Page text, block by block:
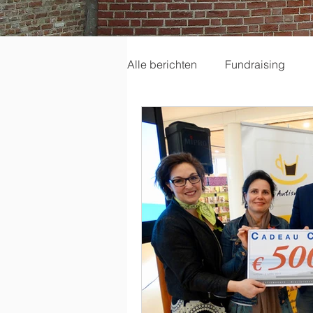
Alle berichten Fundraising
Uw community